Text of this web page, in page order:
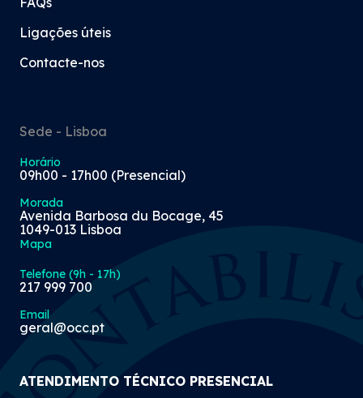
Ligações úteis
Contacte-nos
Sede - Lisboa
Horário
09h00 - 17h00 (Presencial)
Morada
Avenida Barbosa du Bocage, 45
1049-013 Lisboa
Mapa
Telefone (9h - 17h)
217 999 700
Email
geral@occ.pt
ATENDIMENTO TÉCNICO PRESENCIAL